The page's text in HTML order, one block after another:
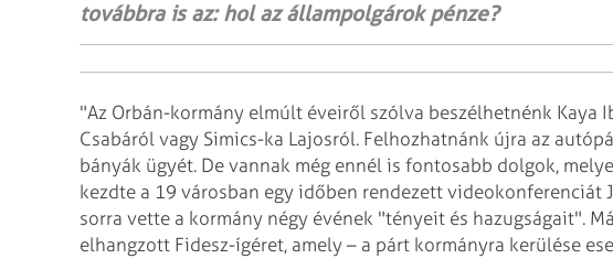
továbbra is az: hol az állampolgárok pénze?
"Az Orbán-kormány elmúlt éveiről szólva beszélhetnénk Kaya
Csabáról vagy Simics-ka Lajosról. Felhozhatnánk újra az
bányák ügyét. De vannak még ennél is fontosabb dolgok,
kezdte a 19 városban egy időben rendezett videokonferenciát
sorra vette a kormány négy évének "tényeit és hazugságait".
elhangzott Fidesz-ígéret, amely – a párt kormányra kerülése